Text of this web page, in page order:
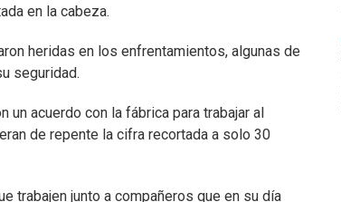
en la cabeza.
heridas en los enfrentamientos, algunas de
seguridad.
acuerdo con la fábrica para trabajar al
de repente la cifra recortada a solo 30
trabajen junto a compañeros que en su día